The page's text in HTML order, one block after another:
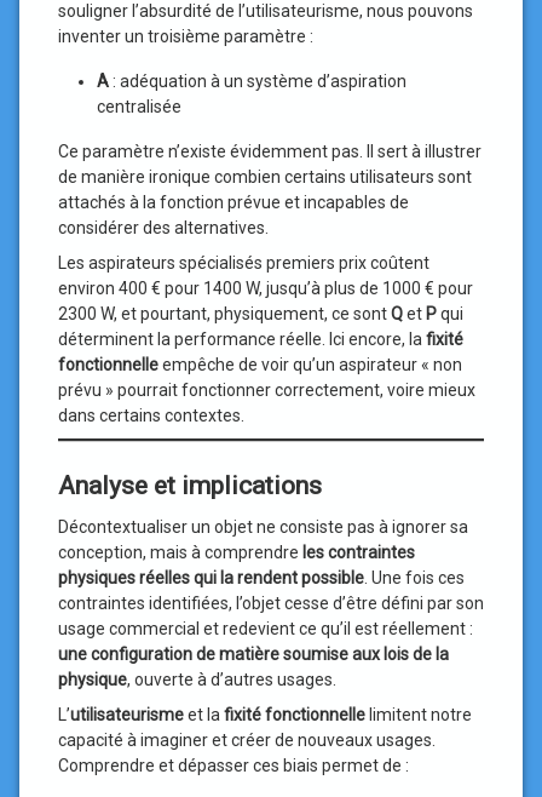
souligner l’absurdité de l’utilisateurisme, nous pouvons
inventer un troisième paramètre :
A : adéquation à un système d’aspiration
centralisée
Ce paramètre n’existe évidemment pas. Il sert à illustrer
de manière ironique combien certains utilisateurs sont
attachés à la fonction prévue et incapables de
considérer des alternatives.
Les aspirateurs spécialisés premiers prix coûtent
environ 400 € pour 1400 W, jusqu’à plus de 1000 € pour
2300 W, et pourtant, physiquement, ce sontQet Pqui
déterminent la performance réelle. Ici encore, la fixité
fonctionnelleempêche de voir qu’un aspirateur « non
prévu » pourrait fonctionner correctement, voire mieux
dans certains contextes.
Analyse et implications
Décontextualiser un objet ne consiste pas à ignorer sa
conception, mais à comprendre les contraintes
physiques réelles qui la rendent possible . Une fois ces
contraintes identifiées, l’objet cesse d’être défini par son
usage commercial et redevient ce qu’il est réellement :
une configuration de matière soumise aux lois de la
physique, ouverte à d’autres usages.
L’utilisateurismeet la fixité fonctionnelle limitent notre
capacité à imaginer et créer de nouveaux usages.
Comprendre et dépasser ces biais permet de :